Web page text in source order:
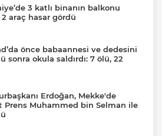
3 katlı binanın balkonu
araç hasar gördü
önce babaannesi ve dedesini
sonra okula saldırdı: 7 ölü, 22
Erdoğan, Mekke'de
Prens Muhammed bin Selman ile